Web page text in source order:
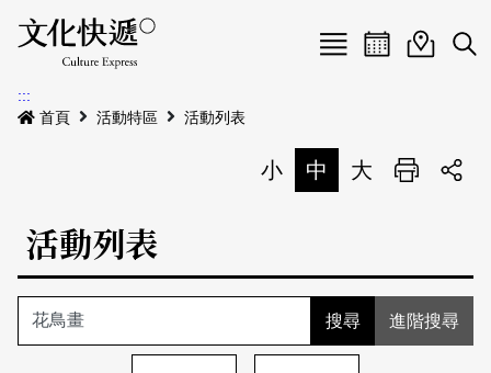
Menu
最新公告
本期專題
歷史專題
活動特區
活動列表
關於我們
活動日曆活動地圖
展
:::
首頁
活動特區 活動列表
小 中 大 列印
活動列表
進階搜尋